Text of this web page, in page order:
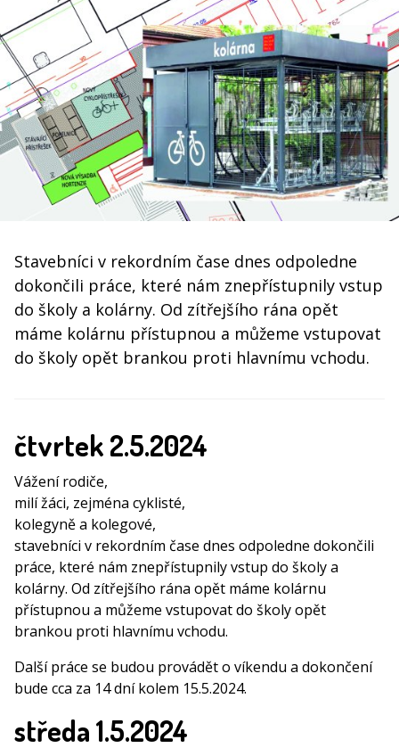
Stavebníci v rekordním čase dnes odpoledne
dokončili práce, které nám znepřístupnily vstup
do školy a kolárny. Od zítřejšího rána opět
máme kolárnu přístupnou a můžeme vstupovat
do školy opět brankou proti hlavnímu vchodu.
čtvrtek 2.5.2024
Vážení rodiče,
milí žáci, zejména cyklisté,
kolegyně a kolegové,
stavebníci v rekordním čase dnes odpoledne dokončili
práce, které nám znepřístupnily vstup do školy a
kolárny. Od zítřejšího rána opět máme kolárnu
přístupnou a můžeme vstupovat do školy opět
brankou proti hlavnímu vchodu.
Další práce se budou provádět o víkendu a dokončení
bude cca za 14 dní kolem 15.5.2024.
středa 1.5.2024